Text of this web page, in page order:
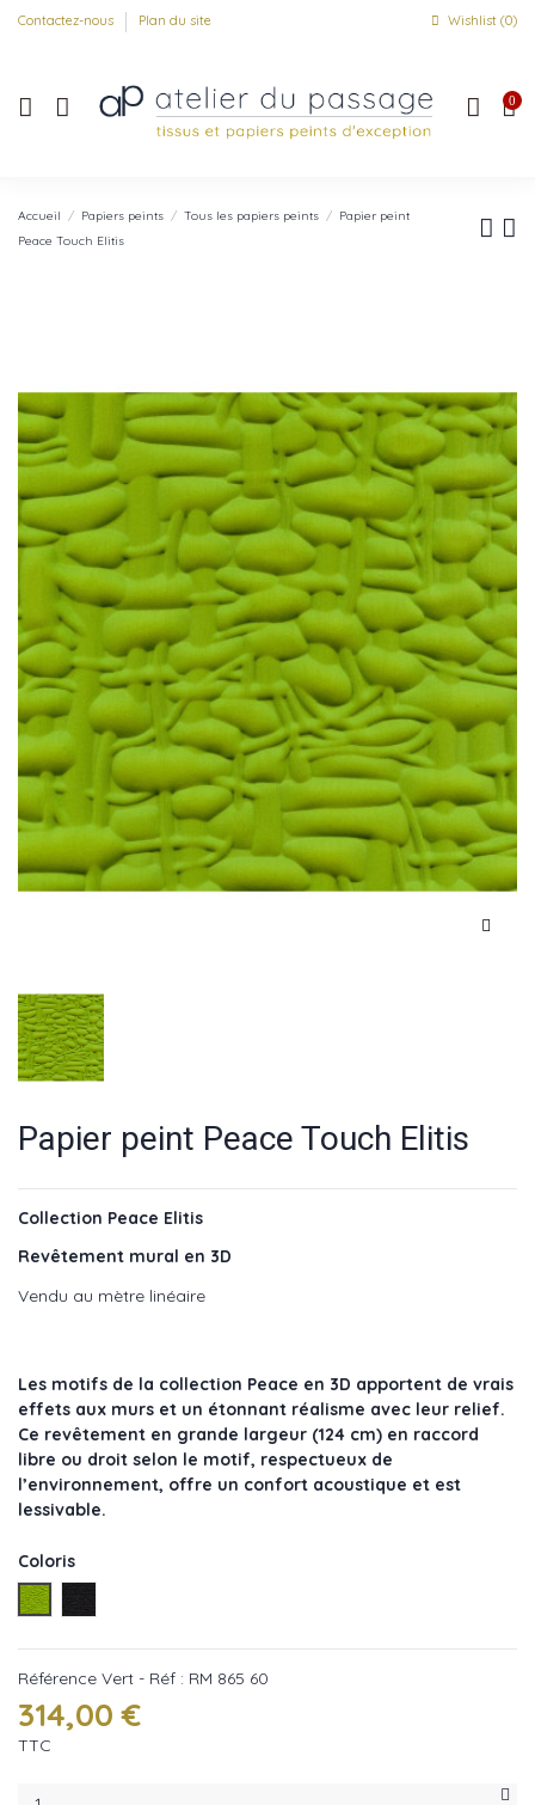
Contactez-nous Plan du site Wishlist (0)
0
Accueil Papiers peints Tous les papiers peints
Papier peint
Peace Touch Elitis
Papier peint Peace Touch Elitis
Collection Peace Elitis
Revêtement mural en 3D
Vendu au mètre linéaire
Les motifs de la collection Peace en 3D apportent de vrais
effets aux murs et un étonnant réalisme avec leur relief.
Ce revêtement en grande largeur (124 cm) en raccord
libre ou droit selon le motif, respectueux de
l’environnement, offre un confort acoustique et est
lessivable.
Coloris
Vert - Réf : RM 865 60
Référence Vert - Réf : RM 865 60
314,00 €
TTC